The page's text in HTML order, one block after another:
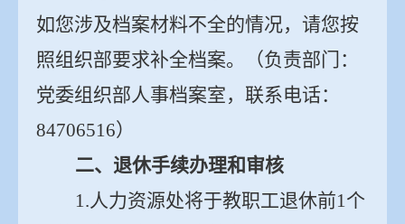
如您涉及档案材料不全的情况，请您按
照组织部要求补全档案。（负责部门：
党委组织部人事档案室，联系电话：
84706516）
二、退休手续办理和审核
1.人力资源处将于教职工退休前1个